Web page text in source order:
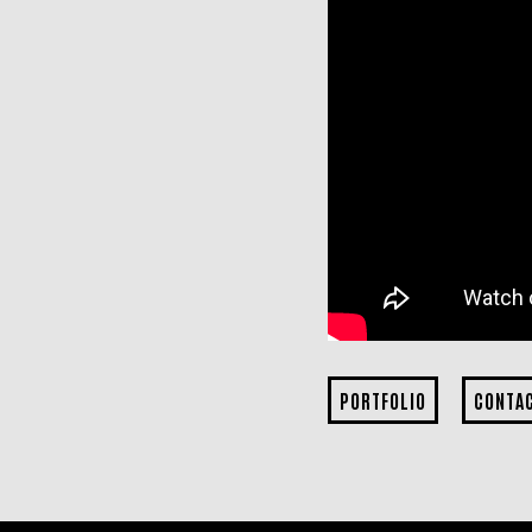
PORTFOLIO